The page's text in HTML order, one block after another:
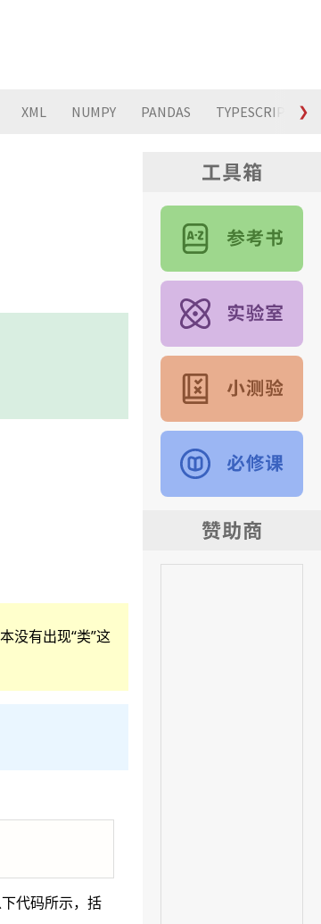
XML NUMPY PANDAS TYPESCRIPT ❯
没有出现“类”这
代码所示，括